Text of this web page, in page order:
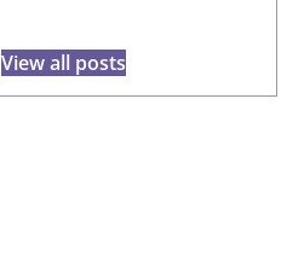
View all posts